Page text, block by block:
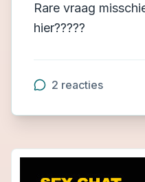
Rare vraag
hier?????
2 reacties